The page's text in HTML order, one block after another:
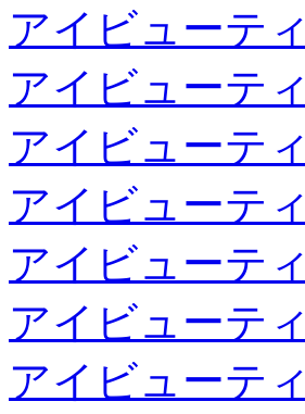
アイビューテ
アイビューテ
アイビューテ
アイビューテ
アイビューテ
アイビューテ
アイビューテ